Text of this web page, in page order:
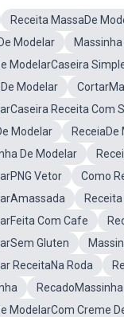
Receita MassaDe
Modelar
ModelarCaseira
Modelar
Receita Com
Modelar
ReceiaDe
De Modelar
Vetor
Como
Com Cafe
Gluten
ReceitaNa Roda
ModelarCom Creme